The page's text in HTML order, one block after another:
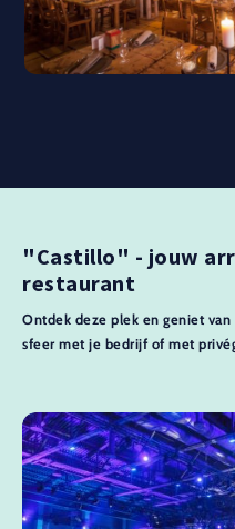
"Castillo" - jouw
restaurant
Ontdek deze plek en geniet
sfeer met je bedrijf of met